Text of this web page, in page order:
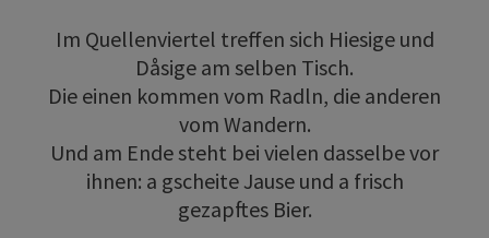
Im Quellenviertel treffen sich Hiesige und
Dåsige am selben Tisch.
Die einen kommen vom Radln, die anderen
vom Wandern.
Und am Ende steht bei vielen dasselbe vor
ihnen: a gscheite Jause und a frisch
gezapftes Bier.